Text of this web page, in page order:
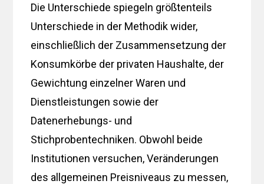
Die Unterschiede spiegeln größtenteils
Unterschiede in der Methodik wider,
einschließlich der Zusammensetzung der
Konsumkörbe der privaten Haushalte, der
Gewichtung einzelner Waren und
Dienstleistungen sowie der
Datenerhebungs- und
Stichprobentechniken. Obwohl beide
Institutionen versuchen, Veränderungen
des allgemeinen Preisniveaus zu messen,